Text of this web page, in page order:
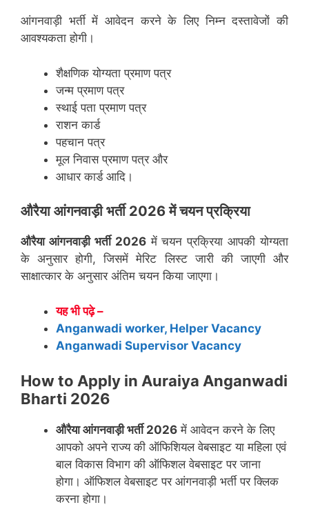
आंगनवाड़ी भर्ती में आवेदन करने के लिए निम्न दस्तावेजों की
आवश्यकता होगी।
शैक्षणिक योग्यता प्रमाण पत्र
जन्म प्रमाण पत्र
स्थाई पता प्रमाण पत्र
राशन कार्ड
पहचान पत्र
मूल निवास प्रमाण पत्र और
आधार कार्ड आदि।
औरैयाआंगनवाड़ी भर्ती 2026 में चयन प्रक्रिया
औरैया आंगनवाड़ी भर्ती 2026में चयन प्रक्रिया आपकी योग्यता
के अनुसार होगी, जिसमें मेरिट लिस्ट जारी की जाएगी और
साक्षात्कार के अनुसार अंतिम चयन किया जाएगा।
यह भी पढ़े –
Anganwadi worker, Helper Vacancy
Anganwadi Supervisor Vacancy
How to Apply in Auraiya Anganwadi
Bharti 2026
औरैयाआंगनवाड़ी भर्ती 2026 में आवेदन करने के लिए
आपको अपने राज्य की ऑफिशियल वेबसाइट या महिला एवं
बाल विकास विभाग की ऑफिशल वेबसाइट पर जाना
होगा। ऑफिशल वेबसाइट पर आंगनवाड़ी भर्ती पर क्लिक
करना होगा।